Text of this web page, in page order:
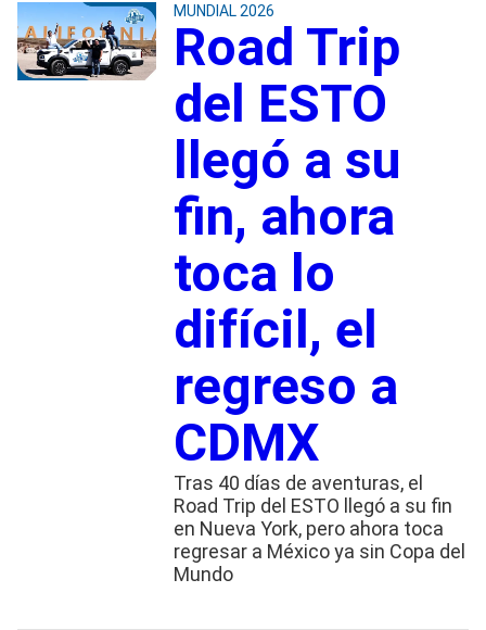
MUNDIAL 2026
Road Trip
del ESTO
llegó a su
fin, ahora
toca lo
difícil, el
regreso a
CDMX
Tras 40 días de aventuras, el
Road Trip del ESTO llegó a su fin
en Nueva York, pero ahora toca
regresar a México ya sin Copa del
Mundo